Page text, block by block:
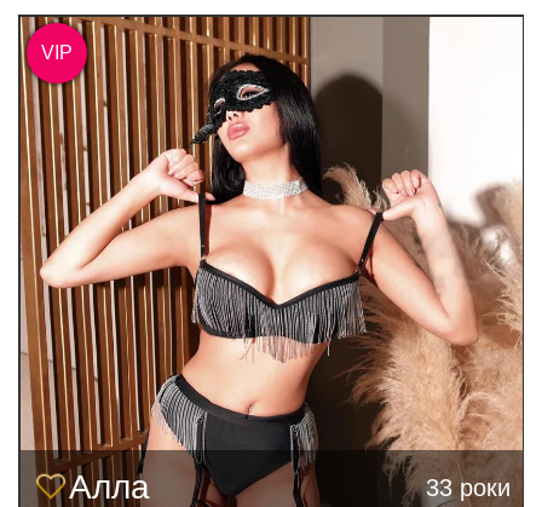
Алла 33 роки
VIP